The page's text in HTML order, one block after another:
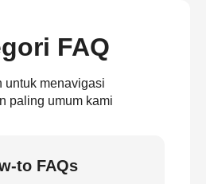
FAQ
untuk menavigasi
paling umum kami
to FAQs